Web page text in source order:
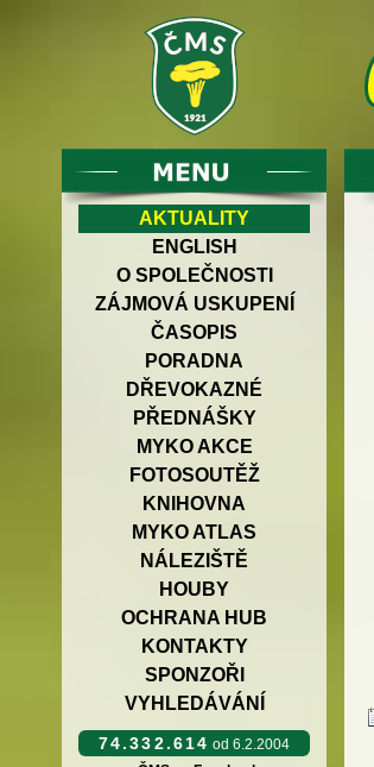
AKTUALITY
ENGLISH
O SPOLEČNOSTI
ZÁJMOVÁ USKUPENÍ
ČASOPIS
PORADNA
DŘEVOKAZNÉ
PŘEDNÁŠKY
MYKO AKCE
FOTOSOUTĚŽ
KNIHOVNA
MYKO ATLAS
NÁLEZIŠTĚ
HOUBY
OCHRANA HUB
KONTAKTY
SPONZOŘI
VYHLEDÁVÁNÍ
74.332.614 od 6.2.2004